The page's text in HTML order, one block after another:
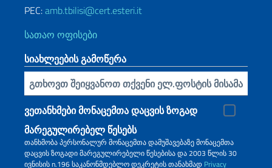
PEC:amb.tbilisi@cert.esteri.it
სათაო ოფისები
სიახლეების გამოწერა
ჩადეთ თქვენი ელ.წერილი
ვეთანხმები მონაცემთა დაცვის ზოგად
მარეგულირებელ წესებს
თანხმობა პერსონალურ მონაცემთა დამუშავებაზე მონაცემთა
დაცვის ზოგადი მარეგულირებელი წესებისა და 2003 წლის 30
ივნისის n.196 საკანონმდებლო დეკრეტის თანახმად Privacy